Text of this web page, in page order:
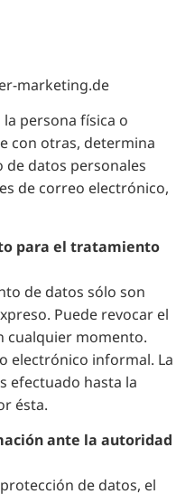
marketing.de
persona física o
con otras, determina
datos personales
de correo electrónico,
para el tratamiento
de datos sólo son
Puede revocar el
cualquier momento.
electrónico informal. La
efectuado hasta la
ésta.
ante la autoridad
de datos, el